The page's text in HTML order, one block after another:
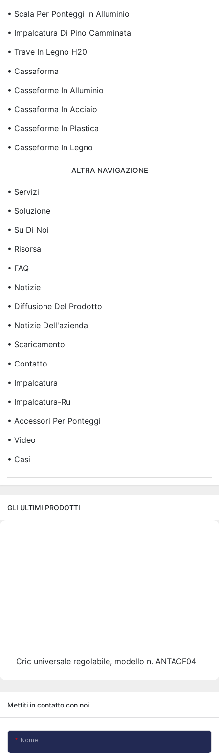
• Scala Per Ponteggi In Alluminio
• Impalcatura Di Pino Camminata
• Trave In Legno H20
• Cassaforma
• Casseforme In Alluminio
• Cassaforma In Acciaio
• Casseforme In Plastica
• Casseforme In Legno
ALTRA NAVIGAZIONE
• Servizi
• Soluzione
• Su Di Noi
• Risorsa
• FAQ
• Notizie
• Diffusione Del Prodotto
• Notizie Dell'azienda
• Scaricamento
• Contatto
• Impalcatura
• Impalcatura-Ru
• Accessori Per Ponteggi
• Video
• Casi
GLI ULTIMI PRODOTTI
Cric universale regolabile, modello n. ANTACF04
Mettiti in contatto con noi
Nome